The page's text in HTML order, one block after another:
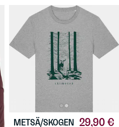
29,90 €
METSÄ/SKOGEN